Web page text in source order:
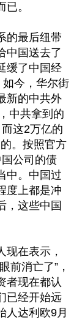
。
的最后纽带
中国送去了
缓了中国经
如今，华尔街
新的中共外
中共拿到的
这2万亿的
。按照官方
公司的债
中。中国过
度上都是冲
，这些中国
现在表示，
前消亡了”，
者现在都认
已经开始远
人达利欧9月